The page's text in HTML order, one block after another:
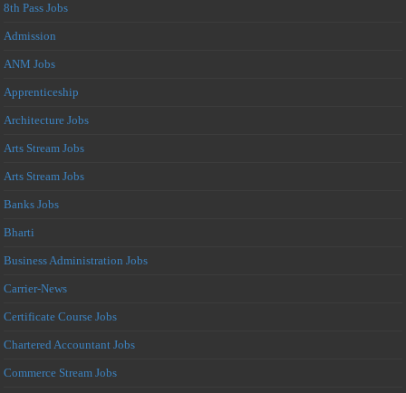
8th Pass Jobs
Admission
ANM Jobs
Apprenticeship
Architecture Jobs
Arts Stream Jobs
Arts Stream Jobs
Banks Jobs
Bharti
Business Administration Jobs
Carrier-News
Certificate Course Jobs
Chartered Accountant Jobs
Commerce Stream Jobs